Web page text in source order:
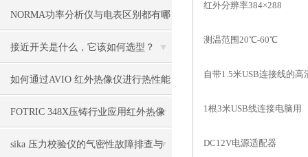
方法
NORMA功率分析仪与电表区别都有哪
些
接近开关是什么，它该如何选型？
如何通过AVIO 红外热像仪进行热性能
分析？
FOTRIC 348X压铸行业应用红外热像
仪温度控制及产品检测案例
sika 压力校验仪的气密性故障排查与
红外分辨率384×288
测温范围20℃-60℃
自带1.5米USB连接线的
1根3米USB线连接电脑用
DC12V电源适配器